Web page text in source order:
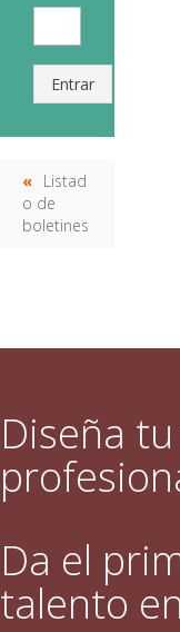
Entrar
Listad
o de
boletines
Diseña
Da el
talento